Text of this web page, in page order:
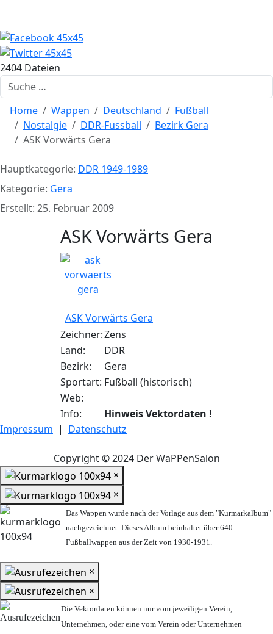
2404 Dateien
Suchen
Home Wappen Deutschland
Fußball
Nostalgie
DDR-Fussball
Bezirk Gera
ASK Vorwärts Gera
Hauptkategorie: DDR 1949-1989
Kategorie: Gera
Erstellt: 25. Februar 2009
ASK Vorwärts Gera
ASK Vorwärts Gera
Zeichner:Zens
Land:
DDR
Bezirk:
Gera
Sportart: Fußball (historisch)
Web:
Info:
Hinweis Vektordaten !
Impressum | Datenschutz
Copyright © 2024 Der WaPPenSalon
×
×
Das Wappen wurde nach der Vorlage aus dem "Kurmarkalbum"
nachgezeichnet. Dieses Album beinhaltet über 640
Fußballwappen aus der Zeit von 1930-1931.
×
×
Die Vektordaten können nur vom jeweiligen Verein,
Unternehmen, oder eine vom Verein oder Unternehmen